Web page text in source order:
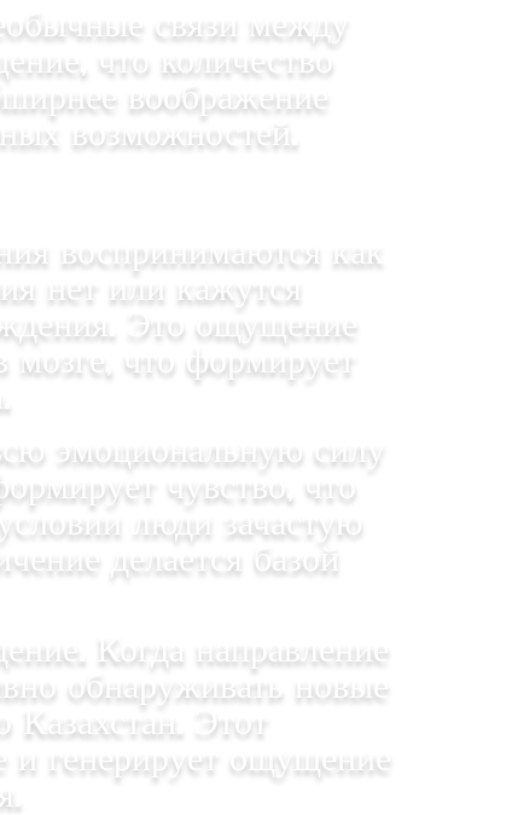
связи между
что количество
воображение
возможностей.
воспринимаются как
нет или кажутся
Это ощущение
мозге, что формирует
эмоциональную силу
чувство, что
люди зачастую
делается базой
Когда направление
обнаруживать новые
Этот
и генерирует ощущение